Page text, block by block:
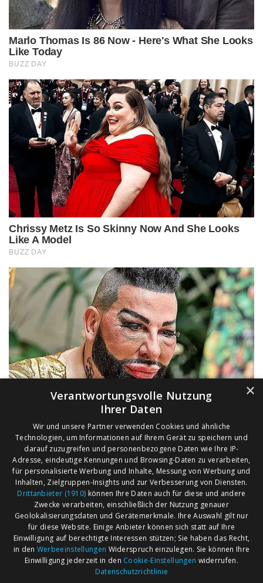
AGB
Impressum
Märkte nach Bundesländern
Märkte nach PLZ
Märkte nach Umkreis
×
Verantwortungsvolle Nutzung
Ihrer Daten
Wir und unsere Partner verwenden Cookies und ähnliche
Technologien, um Informationen auf Ihrem Gerät zu speichern und
darauf zuzugreifen und personenbezogene Daten wie Ihre IP-
Adresse, eindeutige Kennungen und Browsing-Daten zu verarbeiten,
für personalisierte Werbung und Inhalte, Messung von Werbung und
Inhalten, Zielgruppen-Insights und zur Verbesserung von Diensten.
Drittanbieter (1910) können Ihre Daten auch für diese und andere
Zwecke verarbeiten, einschließlich der Nutzung genauer
Geolokalisierungsdaten und Gerätemerkmale. Ihre Auswahl gilt nur
für diese Website. Einige Anbieter können sich statt auf Ihre
Einwilligung auf berechtigte Interessen stützen; Sie haben das Recht,
in den Werbeeinstellungen Widerspruch einzulegen. Sie können Ihre
Einwilligung jederzeit in den Cookie-Einstellungen widerrufen.
Datenschutzrichtlinie